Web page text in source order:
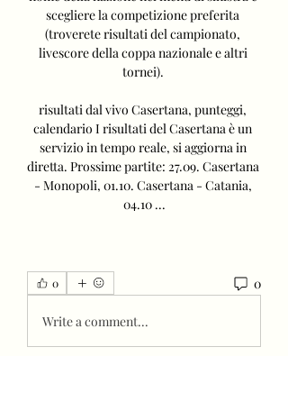
scegliere la competizione preferita
(troverete risultati del campionato,
livescore della coppa nazionale e altri
tornei).
risultati dal vivo Casertana, punteggi,
calendario I risultati del Casertana è un
servizio in tempo reale, si aggiorna in
diretta. Prossime partite: 27.09. Casertana
- Monopoli, 01.10. Casertana - Catania,
04.10 ...
0 0
Write a comment...